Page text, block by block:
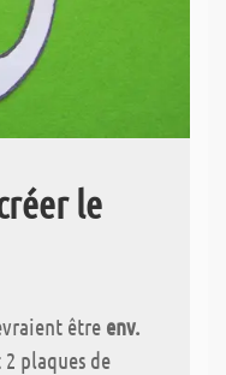
le
être env.
plaques de